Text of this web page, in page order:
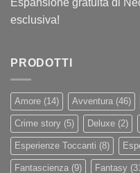
esclusiva!
PRODOTTI
Amore (14) Avventura (46)
Crime story (5) Deluxe (2)
Esperienze Toccanti (8)
Fantascienza (9) Fantasy